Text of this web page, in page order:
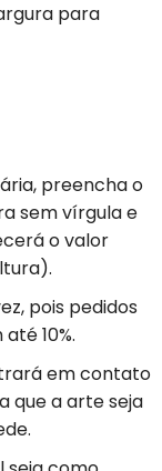
para
preencha o
sem vírgula e
o valor
pois pedidos
10%.
em contato
que a arte seja